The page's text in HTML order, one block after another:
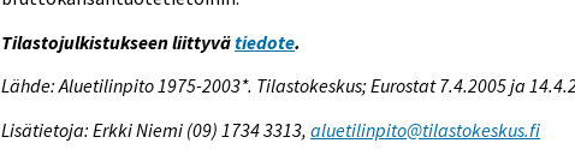
Tilastojulkistukseen liittyvätiedote.
Lähde: Aluetilinpito 1975-2003*. Tilastokeskus; Eurostat 7.4.2005 ja
Lisätietoja: Erkki Niemi (09) 1734 3313,aluetilinpito@tilastokeskus.fi